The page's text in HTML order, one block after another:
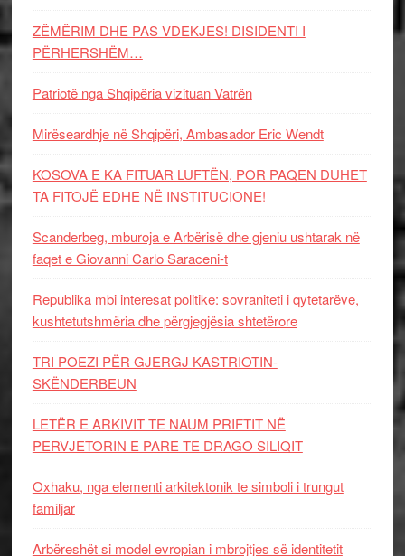
ZËMËRIM DHE PAS VDEKJES! DISIDENTI I
PËRHERSHËM…
Patriotë nga Shqipëria vizituan Vatrën
Mirëseardhje në Shqipëri, Ambasador Eric Wendt
KOSOVA E KA FITUAR LUFTËN, POR PAQEN DUHET
TA FITOJË EDHE NË INSTITUCIONE!
Scanderbeg, mburoja e Arbërisë dhe gjeniu ushtarak në
faqet e Giovanni Carlo Saraceni-t
Republika mbi interesat politike: sovraniteti i qytetarëve,
kushtetutshmëria dhe përgjegjësia shtetërore
TRI POEZI PËR GJERGJ KASTRIOTIN-
SKËNDERBEUN
LETËR E ARKIVIT TE NAUM PRIFTIT NË
PERVJETORIN E PARE TE DRAGO SILIQIT
Oxhaku, nga elementi arkitektonik te simboli i trungut
familjar
Arbëreshët si model evropian i mbrojtjes së identitetit